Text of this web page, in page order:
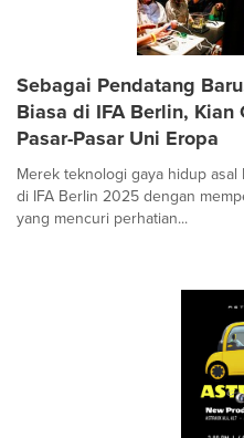
Sebagai Pendatang
Biasa di IFA Berlin,
Pasar-Pasar Uni Eropa
Merek teknologi gaya hidup asal
di IFA Berlin 2025 dengan
yang mencuri perhatian...